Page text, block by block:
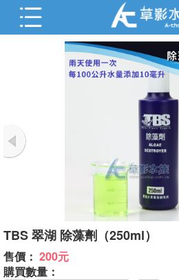
TBS 翠湖 除藻劑（250ml）
售價： 200元
購買數量：